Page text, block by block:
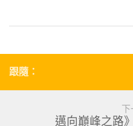
跟隨：
邁向巔峰之路